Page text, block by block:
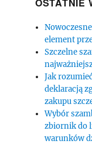
element
Szczelne
Jak
deklaracją
zakupu
Wybór
zbiornik do
warunków